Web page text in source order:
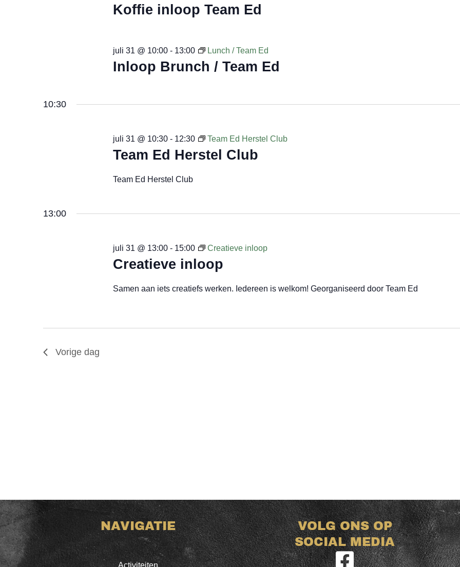
Koffie inloop Team Ed
Inloop Brunch / Team Ed
juli 31 @ 10:00- 13:00 Lunch / Team Ed
10:30
Team Ed Herstel Club
juli 31 @ 10:30- 12:30 Team Ed Herstel Club
Team Ed Herstel Club
13:00
Creatieve inloop
juli 31 @ 13:00- 15:00 Creatieve inloop
Samen aan iets creatiefs werken. Iedereen is welkom! Georganiseerd door Team Ed
Vorige dag
NAVIGATIE
VOLG ONS OP
SOCIAL MEDIA